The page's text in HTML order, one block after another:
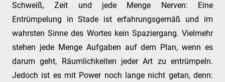
Schweiß, Zeit und jede Menge Nerven: Eine
Entrümpelung in Stade ist erfahrungsgemäß und im
wahrsten Sinne des Wortes kein Spaziergang. Vielmehr
stehen jede Menge Aufgaben auf dem Plan, wenn es
darum geht, Räumlichkeiten jeder Art zu entrümpeln.
Jedoch ist es mit Power noch lange nicht getan, denn: